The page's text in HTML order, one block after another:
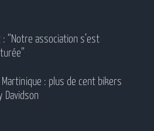
“Notre association s’est
Martinique : plus de cent bikers
Davidson